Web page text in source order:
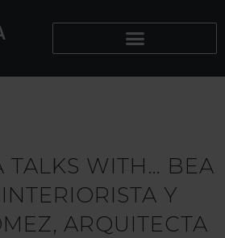
TALKS WITH… BEA
Y
ARQUITECTA